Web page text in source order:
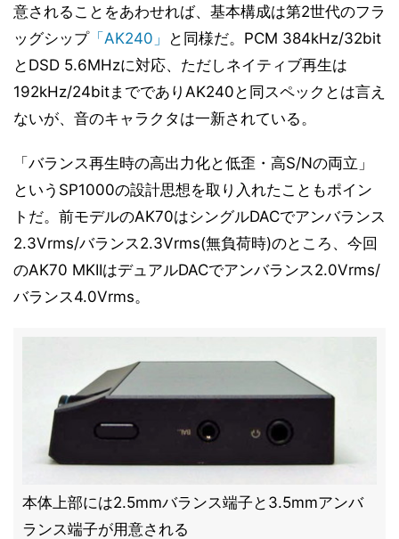
意されることをあわせれば、基本構成は第2世代のフラ
ッグシップ「AK240」
と同様だ。PCM 384kHz/32bit
とDSD 5.6MHzに対応、ただしネイティブ再生は
192kHz/24bitまででありAK240と同スペックとは言え
ないが、音のキャラクタは一新されている。
「バランス再生時の高出力化と低歪・高S/Nの両立」
というSP1000の設計思想を取り入れたこともポイン
トだ。前モデルのAK70はシングルDACでアンバランス
2.3Vrms/バランス2.3Vrms(無負荷時)のところ、今回
のAK70 MKIIはデュアルDACでアンバランス2.0Vrms/
バランス4.0Vrms。
本体上部には2.5mmバランス端子と3.5mmアンバ
ランス端子が用意される